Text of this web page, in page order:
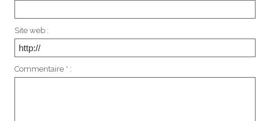
Site web :
Commentaire * :